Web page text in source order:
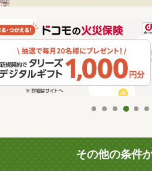
その他の条件